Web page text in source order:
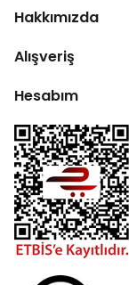
Hakkımızda
Alışveriş
Hesabım